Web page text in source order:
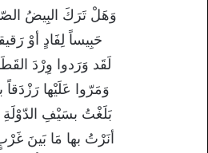
وَهَلْ تَرَكَ البِيضُ
حَبِيساً لِفَادٍ أوْ
لَقَد وَرَدوا وِرْدَ
وَمَرّوا عَلَيْها
بَلَغْتُ بسَيْفِ الدّوْلَةِ
أنَرْتُ بها مَا بَينَ